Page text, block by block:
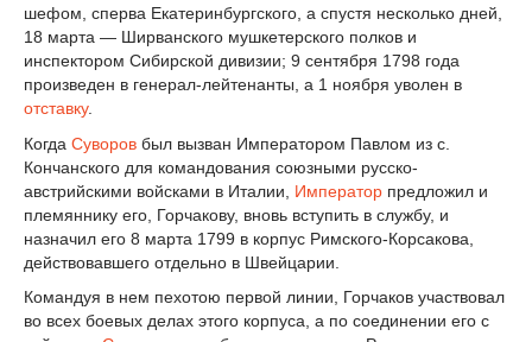
шефом, сперва Екатеринбургского, а спустя несколько дней,
18 марта — Ширванского мушкетерского полков и
инспектором Сибирской дивизии; 9 сентября 1798 года
произведен в генерал-лейтенанты, а 1 ноября уволен в
отставку.
Когда Суворов был вызван Императором Павлом из с.
Кончанского для командования союзными русско-
австрийскими войсками в Италии, Император предложил и
племяннику его, Горчакову, вновь вступить в службу, и
назначил его 8 марта 1799 в корпус Римского-Корсакова,
действовавшего отдельно в Швейцарии.
Командуя в нем пехотою первой линии, Горчаков участвовал
во всех боевых делах этого корпуса, а по соединении его с